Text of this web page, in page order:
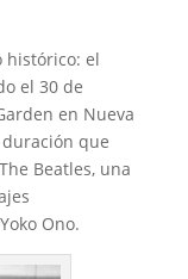
histórico: el
el 30 de
en Nueva
que
Beatles, una
Ono.